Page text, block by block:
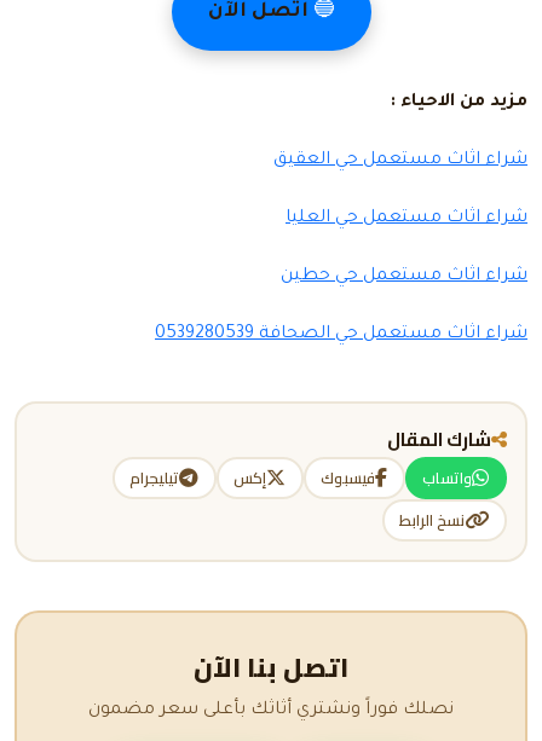
🔵 اتصل الآن
مزيد من الاحياء :
شراء اثاث مستعمل حي العقيق
شراء اثاث مستعمل حي العليا
شراء اثاث مستعمل حي حطين
شراء اثاث مستعمل حي الصحافة 0539280539
شارك المقال
واتساب فيسبوك إكس
تيليجرام
نسخ الرابط
اتصل بنا الآن
نصلك فوراً ونشتري أثاثك بأعلى سعر مضمون